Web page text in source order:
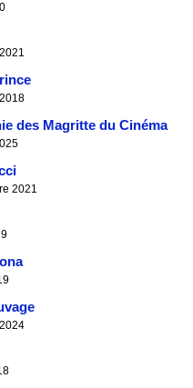
des Magritte du Cinéma
2021